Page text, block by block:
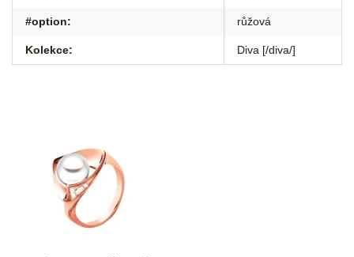
#option: růžová
Kolekce: Diva [/diva/]